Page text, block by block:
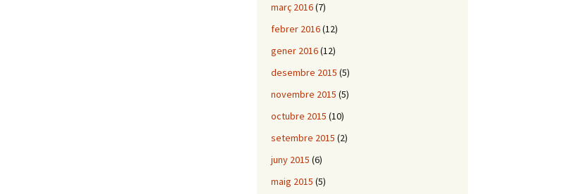
març 2016(7)
febrer 2016(12)
gener 2016(12)
desembre 2015 (5)
novembre 2015 (5)
octubre 2015 (10)
setembre 2015 (2)
juny 2015 (6)
maig 2015 (5)